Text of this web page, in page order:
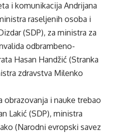
i komunikacija Andrijana
raseljenih osoba i
(SDP), za ministra za
odbrambeno-
Hasan Handžić (Stranka
zdravstva Milenko
obrazovanja i nauke trebao
Lakić (SDP), ministra
(Narodni evropski savez